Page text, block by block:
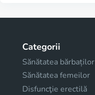
Categorii
Sănătatea bărbaților
Sănătatea femeilor
Disfuncţie erectilă